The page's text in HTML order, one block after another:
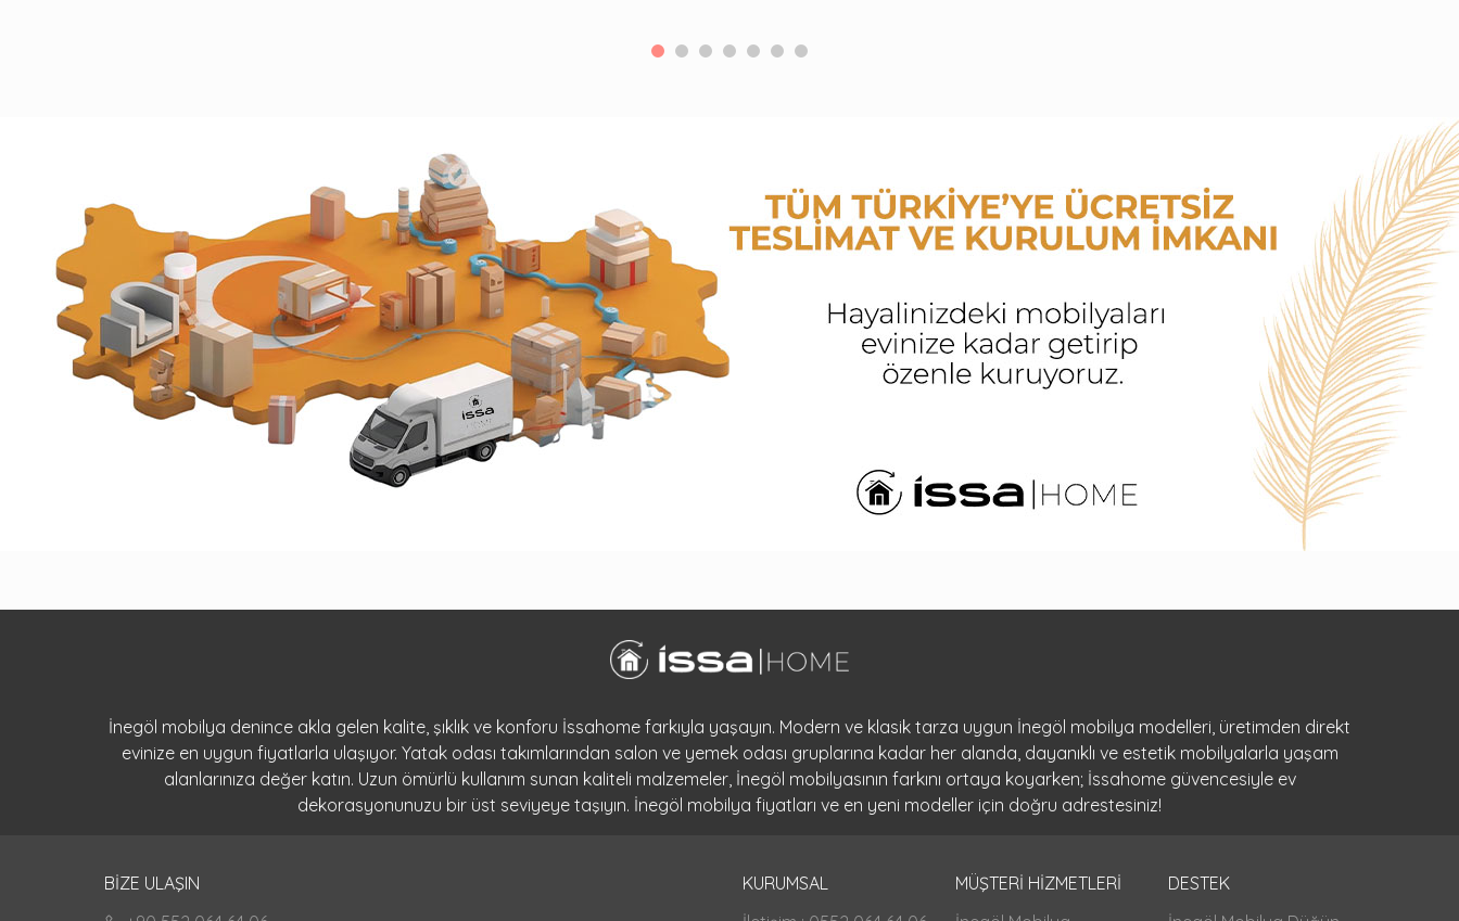
İnegöl mobilya denince akla gelen kalite, şıklık ve konforu İssahome farkıyla yaşayın. Modern ve klasik tarza uygun İnegöl mobilya modelleri, üretimden direkt
evinize en uygun fiyatlarla ulaşıyor. Yatak odası takımlarından salon ve yemek odası gruplarına kadar her alanda, dayanıklı ve estetik mobilyalarla yaşam
alanlarınıza değer katın. Uzun ömürlü kullanım sunan kaliteli malzemeler, İnegöl mobilyasının farkını ortaya koyarken; İssahome güvencesiyle ev
dekorasyonunuzu bir üst seviyeye taşıyın. İnegöl mobilya fiyatları ve en yeni modeller için doğru adrestesiniz!
BİZE ULAŞIN
KURUMSAL
MÜŞTERİ HİZMETLERİ
DESTEK